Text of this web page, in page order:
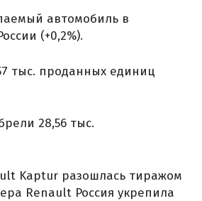
автомобиль в
(+0,2%).
тыс. проданных единиц
28,56 тыс.
Kaptur разошлась тиражом
Renault Россия укрепила